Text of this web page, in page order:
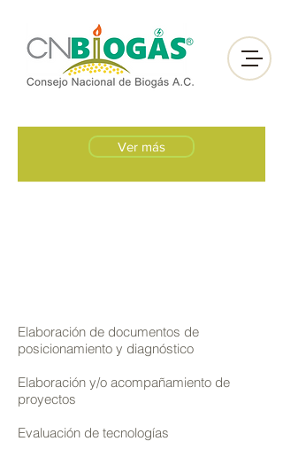
Ver más
Elaboración de documentos de
posicionamiento y diagnóstico
Elaboración y/o acompañamiento de
proyectos
Evaluación de tecnologías